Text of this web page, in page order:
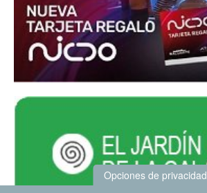
Opciones de privacidad